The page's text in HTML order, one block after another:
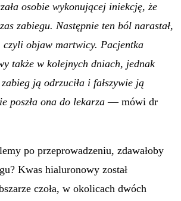
osobie wykonującej iniekcję, że
zabiegu. Następnie ten ból narastał,
czyli objaw martwicy. Pacjentka
także w kolejnych dniach, jednak
ją odrzuciła i fałszywie ją
poszła ona do lekarza — mówi dr
po przeprowadzeniu, zdawałoby
Kwas hialuronowy został
czoła, w okolicach dwóch